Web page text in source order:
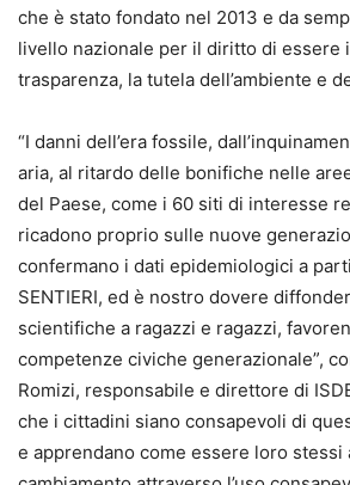
che è stato fondato nel 2013 e da
livello nazionale per il diritto di essere
trasparenza, la tutela dell’ambiente e
“I danni dell’era fossile,
aria, al ritardo delle bonifiche nelle
del Paese, come i 60 siti di interesse
ricadono proprio sulle nuove
confermano i dati epidemiologici a
SENTIERI, ed è nostro dovere
scientifiche a ragazzi e ragazzi,
competenze civiche generazionale”,
Romizi, responsabile e direttore di
che i cittadini siano consapevoli di
e apprendano come essere loro stessi